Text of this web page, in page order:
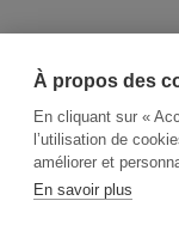
À propos des
En cliquant sur «
l’utilisation de
améliorer et
En savoir plus